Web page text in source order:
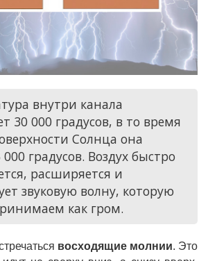
внутри канала
30 000 градусов, в то время
Солнца она
000 градусов. Воздух быстро
расширяется и
звуковую волну, которую
как гром.
восходящие молнии. Это